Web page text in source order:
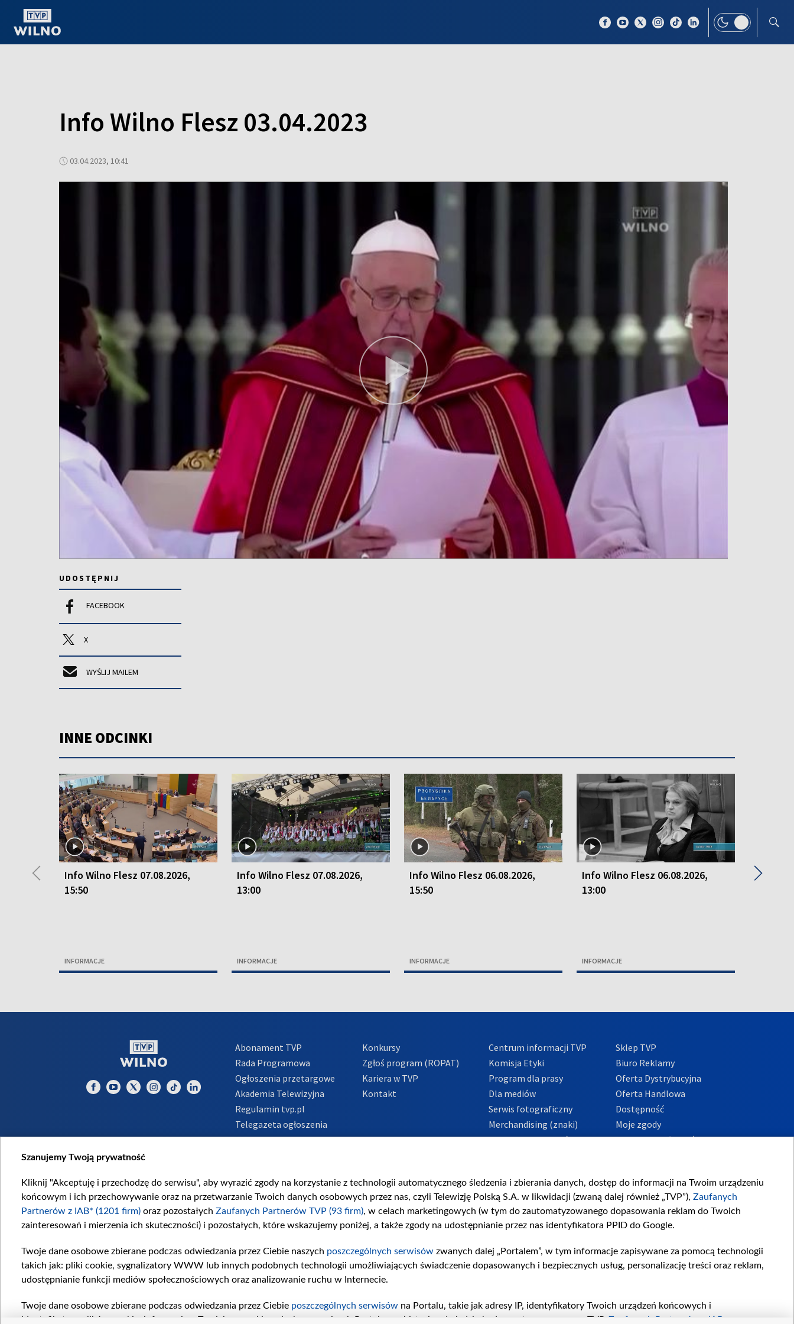
Info Wilno Flesz 03.04.2023
03.04.2023, 10:41
UDOSTĘPNIJ
FACEBOOK
X
WYŚLIJ MAILEM
INNE ODCINKI
Info Wilno Flesz 07.08.2026,
15:50
INFORMACJE
Info Wilno Flesz 07.08.2026,
13:00
INFORMACJE
Info Wilno Flesz 06.08.2026,
15:50
INFORMACJE
Info Wilno Flesz 06.08.2026,
13:00
INFORMACJE
Info
◀ ▶
Abonament TVP
Rada Programowa
Ogłoszenia przetargowe
Akademia Telewizyjna
Regulamin tvp.pl
Telegazeta ogłoszenia
Informacje o nadawcy
Konkursy
Zgłoś program (ROPAT)
Kariera w TVP
Kontakt
Centrum informacji TVP
Komisja Etyki
Program dla prasy
Dla mediów
Serwis fotograficzny
Merchandising (znaki)
Polityka Prywatności
Sklep TVP
Biuro Reklamy
Oferta Dystrybucyjna
Oferta Handlowa
Dostępność
Moje zgody
Procedura zgłoszeń
Szanujemy Twoją prywatność
Kliknij "Akceptuję i przechodzę do serwisu", aby wyrazić zgody na korzystanie z technologii automatycznego śledzenia i zbierania danych, dostęp do informacji na Twoim urządzeniu
końcowym i ich przechowywanie oraz na przetwarzanie Twoich danych osobowych przez nas, czyli Telewizję Polską S.A. w likwidacji (zwaną dalej również „TVP”), Zaufanych
Partnerów z IAB* (1201 firm) oraz pozostałych Zaufanych Partnerów TVP (93 firm), w celach marketingowych (w tym do zautomatyzowanego dopasowania reklam do Twoich
zainteresowań i mierzenia ich skuteczności) i pozostałych, które wskazujemy poniżej, a także zgody na udostępnianie przez nas identyfikatora PPID do Google.
Twoje dane osobowe zbierane podczas odwiedzania przez Ciebie naszych poszczególnych serwisów zwanych dalej „Portalem”, w tym informacje zapisywane za pomocą technologii
takich jak: pliki cookie, sygnalizatory WWW lub innych podobnych technologii umożliwiających świadczenie dopasowanych i bezpiecznych usług, personalizację treści oraz reklam,
udostępnianie funkcji mediów społecznościowych oraz analizowanie ruchu w Internecie.
Twoje dane osobowe zbierane podczas odwiedzania przez Ciebie poszczególnych serwisów na Portalu, takie jak adresy IP, identyfikatory Twoich urządzeń końcowych i
identyfikatory plików cookie, informacje o Twoich wyszukiwaniach w serwisach Portalu czy historia odwiedzin będą przetwarzane przez TVP, Zaufanych Partnerów z IAB